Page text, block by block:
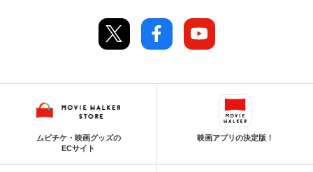
ムビチケ・映画グッズの
ECサイト
映画アプリの決定版！